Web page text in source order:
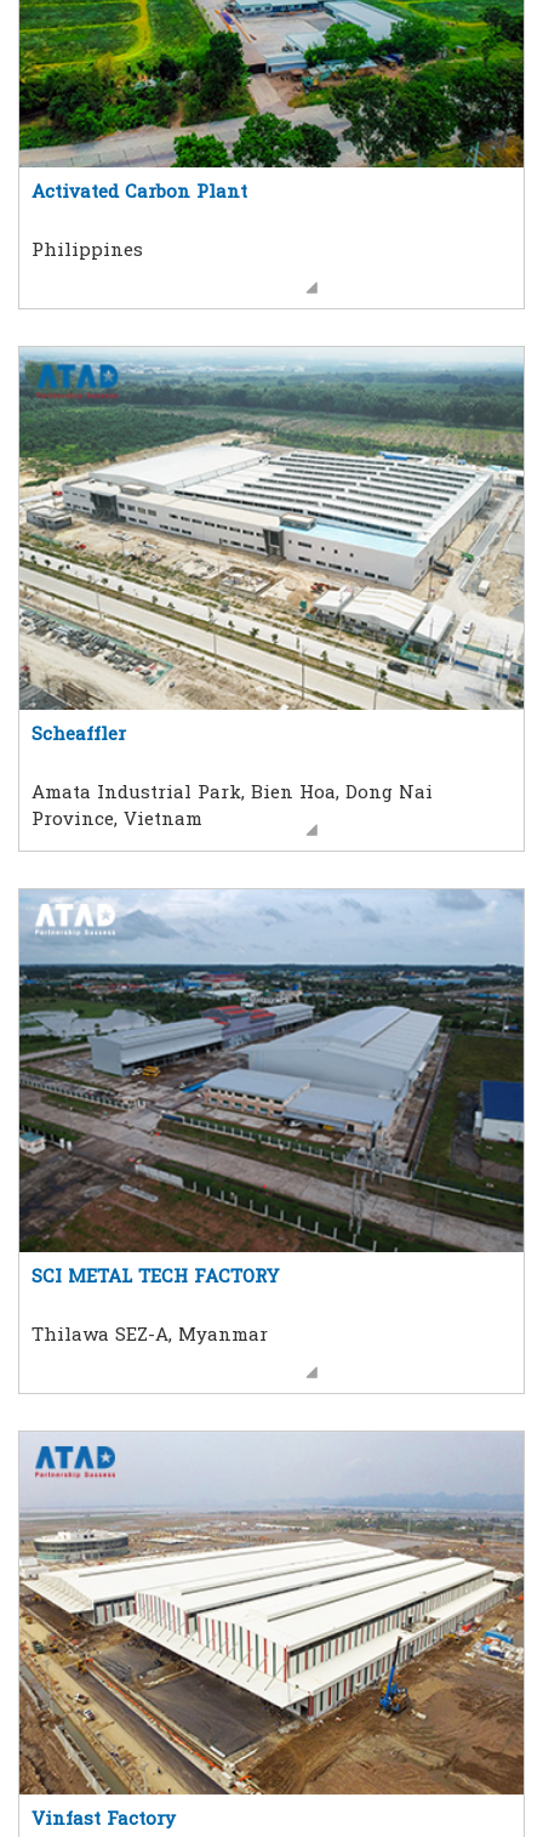
Activated Carbon Plant
Philippines
Scheaffler
Amata Industrial Park, Bien Hoa, Dong Nai
Province, Vietnam
SCI METAL TECH FACTORY
Thilawa SEZ-A, Myanmar
Vinfast Factory